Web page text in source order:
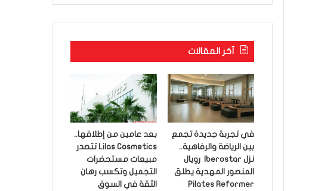
آخر المقالات
في تجربة جديدة تجمع
بين الرياضة والرفاهية..
نزل Iberostar رويال
المنصور المهدية يطلق
Pilates Reformer
بعد عامين من إطلاقها..
Lilas Cosmetics تتصدر
مبيعات مستحضرات
التجميل وتكسب رهان
الثقة في السوق